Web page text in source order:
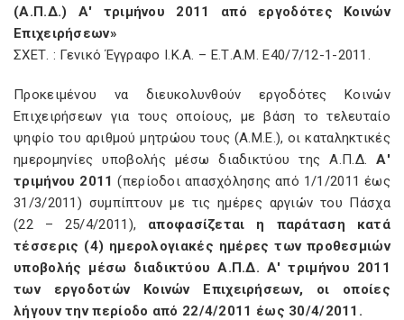
(Α.Π.Δ.) Α' τριμήνου 2011 από εργοδότες Κοινών
Επιχειρήσεων»
ΣΧΕΤ. : Γενικό Έγγραφο Ι.Κ.Α. – Ε.Τ.Α.Μ. Ε40/7/12-1-2011.
Προκειμένου να διευκολυνθούν εργοδότες Κοινών
Επιχειρήσεων για τους οποίους, με βάση το τελευταίο
ψηφίο του αριθμού μητρώου τους (Α.Μ.Ε.), οι καταληκτικές
ημερομηνίες υποβολής μέσω διαδικτύου της Α.Π.Δ.Α'
τριμήνου 2011(περίοδοι απασχόλησης από 1/1/2011 έως
31/3/2011) συμπίπτουν με τις ημέρες αργιών του Πάσχα
(22 – 25/4/2011), αποφασίζεται η παράταση κατά
τέσσερις (4) ημερολογιακές ημέρες των προθεσμιών
υποβολής μέσω διαδικτύου Α.Π.Δ. Α' τριμήνου 2011
των εργοδοτών Κοινών Επιχειρήσεων, οι οποίες
λήγουν την περίοδο από 22/4/2011 έως 30/4/2011.